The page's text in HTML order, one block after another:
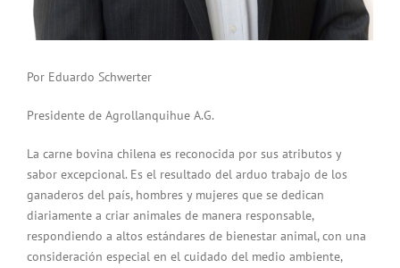
Por Eduardo Schwerter
Presidente de Agrollanquihue A.G.
La carne bovina chilena es reconocida por sus atributos y
sabor excepcional. Es el resultado del arduo trabajo de los
ganaderos del país, hombres y mujeres que se dedican
diariamente a criar animales de manera responsable,
respondiendo a altos estándares de bienestar animal, con una
consideración especial en el cuidado del medio ambiente,